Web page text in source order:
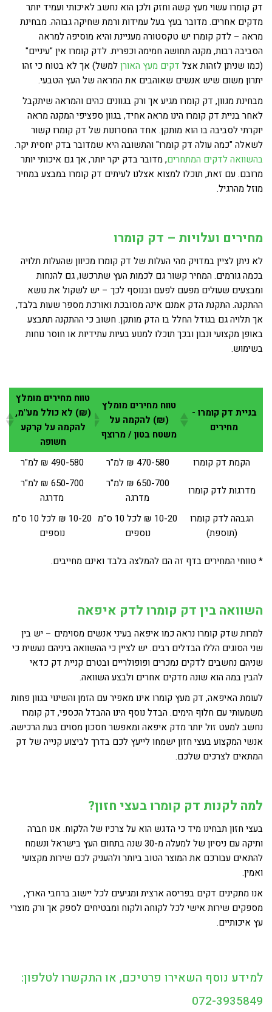
דק קומרו עשוי מעץ קשה וחזק ולכן הוא נחשב לאיכותי ועמיד יותר
מדקים אחרים. מדובר בעץ בעל עמידות ורמת שחיקה גבוהה. מבחינת
מראה – לדק קומרו יש טקסטורה מעניינת והיא מוסיפה למראה
הסביבה רבות, מקנה תחושה חמימה וכפרית. לדק קומרו אין "עיניים"
(כמו שניתן לזהות אצל דקים מעץ האורןלמשל) אך לא בטוח כי זהו
יתרון משום שיש אנשים שאוהבים את המראה של העץ הטבעי.
מבחינת מגוון, דק קומרו מגיע אך ורק בגוונים כהים והמראה שיתקבל
לאחר בניית דק קומרו הינו מראה אחיד, בגוון ספציפי המקנה מראה
יוקרתי לסביבה בו הוא מותקן. אחד החסרונות של דק קומרו קשור
לשאלה "כמה עולה דק קומרו" והתשובה היא שמדובר בדק יחסית יקר.
בהשוואה לדקים המתחרים, מדובר בדק יקר יותר, אך גם איכותי יותר
מרובם. עם זאת, תוכלו למצוא אצלנו לעיתים דק קומרו במבצע במחיר
מוזל מהרגיל.
מחירים ועלויות – דק קומרו
לא ניתן לציין במדויק מהי העלות של דק קומרו מכיוון שהעלות תלויה
בכמה גורמים. המחיר קשור גם לכמות העץ שתרכשו, גם להנחות
ומבצעים שעולים מפעם לפעם ובנוסף לכך – יש לשקול את נושא
ההתקנה. התקנת הדק אמנם אינה מסובכת ואורכת מספר שעות בלבד,
אך תלויה גם בגודל החלל בו הדק מותקן. חשוב כי ההתקנה תתבצע
באופן מקצועי ונבון ובכך תוכלו למנוע בעיות עתידיות או חוסר נוחות
בשימוש.
בניית דק קומרו -
מחירים
טווח מחירים מומלץ
(₪) להקמה על
משטח בטון / מרוצף
טווח מחירים מומלץ
(₪) לא כולל מע"מ,
להקמה על קרקע
חשופה
הקמת דק קומרו
470-580 ₪ למ"ר 490-580 ₪ למ"ר
מדרגות לדק קומרו
650-700 ₪ למ"ר
מדרגה
650-700 ₪ למ"ר
מדרגה
הגבהה לדק קומרו
(תוספת)
10-20 ₪ לכל 10 ס"מ
נוספים
10-20 ₪ לכל 10 ס"מ
נוספים
* טווחי המחירים בדף זה הם להמלצה בלבד ואינם מחייבים.
השוואה בין דק קומרו לדק איפאה
למרות שדק קומרו נראה כמו איפאה בעיני אנשים מסוימים – יש בין
שני הסוגים הללו הבדלים רבים. יש לציין כי ההשוואה ביניהם נעשית כי
שניהם נחשבים לדקים נמכרים ופופולריים ובטרם קניית דק כדאי
להבין במה הוא שונה מדקים אחרים ולבצע השוואה.
לעומת האיפאה, דק מעץ קומרו אינו מאפיר עם הזמן והשינוי בגוון פחות
משמעותי עם חלוף הימים. הבדל נוסף הינו ההבדל הכספי, דק קומרו
נחשב למעט זול יותר מדק איפאה ומאפשר חסכון מסוים בעת הרכישה.
אנשי המקצוע בעצי חזון ישמחו לייעץ לכם בדרך לביצוע קנייה של דק
המתאים לצרכים שלכם.
למה לקנות דק קומרו בעצי חזון?
בעצי חזון תבחינו מיד כי הדגש הוא על צרכיו של הלקוח. אנו חברה
ותיקה עם ניסיון של למעלה מ-30 שנה בתחום העץ בישראל ונשמח
להתאים עבורכם את המוצר הטוב ביותר ולהעניק לכם שירות מקצועי
ואמין.
אנו מתקינים דקים בפריסה ארצית ומגיעים לכל יישוב ברחבי הארץ,
מספקים שירות אישי לכל לקוחה ולקוח ומבטיחים לספק אך ורק מוצרי
עץ איכותיים.
למידע נוסף השאירו פרטיכם, או התקשרו לטלפון:
072-3935849